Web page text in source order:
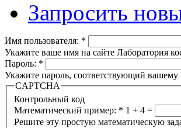
Запросить
Имя пользователя: *
Укажите ваше имя на сайте Лаборатория
Пароль: *
Укажите пароль, соответствующий вашему
CAPTCHA
Контрольный код
Математический пример: * 1 + 4 =
Решите эту простую математическую